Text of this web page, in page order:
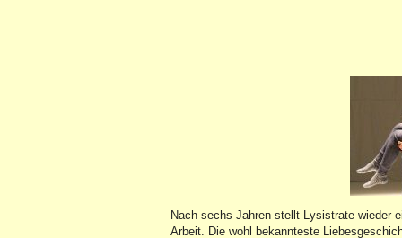
Nach sechs Jahren stellt Lysistrate wieder
Arbeit. Die wohl bekannteste